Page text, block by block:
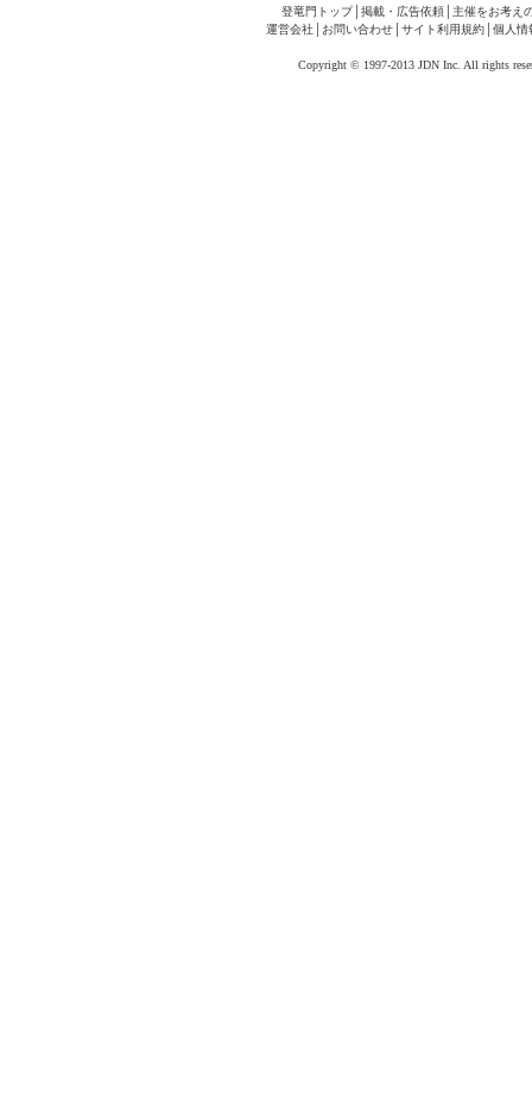
登竜門トップ│ 掲載・広告依頼
主催をお考え
運営会社│ お問い合わせ│ サイト利用規約│ 個人情
Copyright © 1997-2013 JDN Inc. All rights